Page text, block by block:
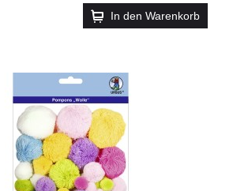
In den Warenkorb